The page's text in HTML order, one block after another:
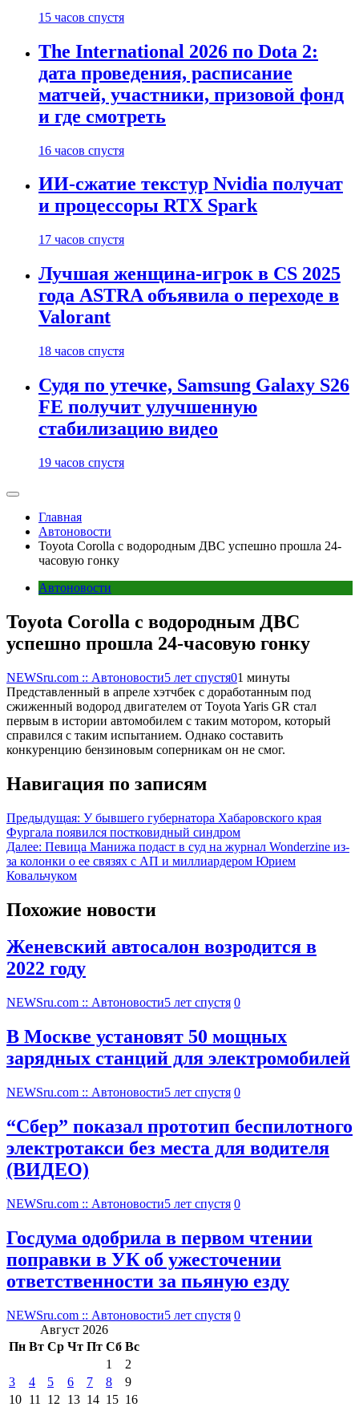
15 часов спустя
The International 2026 по Dota 2:
дата проведения, расписание
матчей, участники, призовой фонд
и где смотреть
16 часов спустя
ИИ-сжатие текстур Nvidia получат
и процессоры RTX Spark
17 часов спустя
Лучшая женщина-игрок в CS 2025
года ASTRA объявила о переходе в
Valorant
18 часов спустя
Судя по утечке, Samsung Galaxy S26
FE получит улучшенную
стабилизацию видео
19 часов спустя
Главная
Автоновости
Toyota Corolla с водородным ДВС успешно прошла 24-
часовую гонку
Автоновости
Toyota Corolla с водородным ДВС
успешно прошла 24-часовую гонку
NEWSru.com :: Автоновости5 лет спустя01 минуты
Представленный в апреле хэтчбек с доработанным под
сжиженный водород двигателем от Toyota Yaris GR стал
первым в истории автомобилем с таким мотором, который
справился с таким испытанием. Однако составить
конкуренцию бензиновым соперникам он не смог.
Навигация по записям
Предыдущая: У бывшего губернатора Хабаровского края
Фургала появился постковидный синдром
Далее: Певица Манижа подаст в суд на журнал Wonderzine из-
за колонки о ее связях с АП и миллиардером Юрием
Ковальчуком
Похожие новости
Женевский автосалон возродится в
2022 году
NEWSru.com :: Автоновости5 лет спустя 0
В Москве установят 50 мощных
зарядных станций для электромобилей
NEWSru.com :: Автоновости5 лет спустя 0
“Сбер” показал прототип беспилотного
электротакси без места для водителя
(ВИДЕО)
NEWSru.com :: Автоновости5 лет спустя 0
Госдума одобрила в первом чтении
поправки в УК об ужесточении
ответственности за пьяную езду
NEWSru.com :: Автоновости5 лет спустя 0
Август 2026
Пн Вт Ср Чт Пт Сб Вс
1
2
3
4 5 6 7 8
9
10 11 12 13 14 15 16